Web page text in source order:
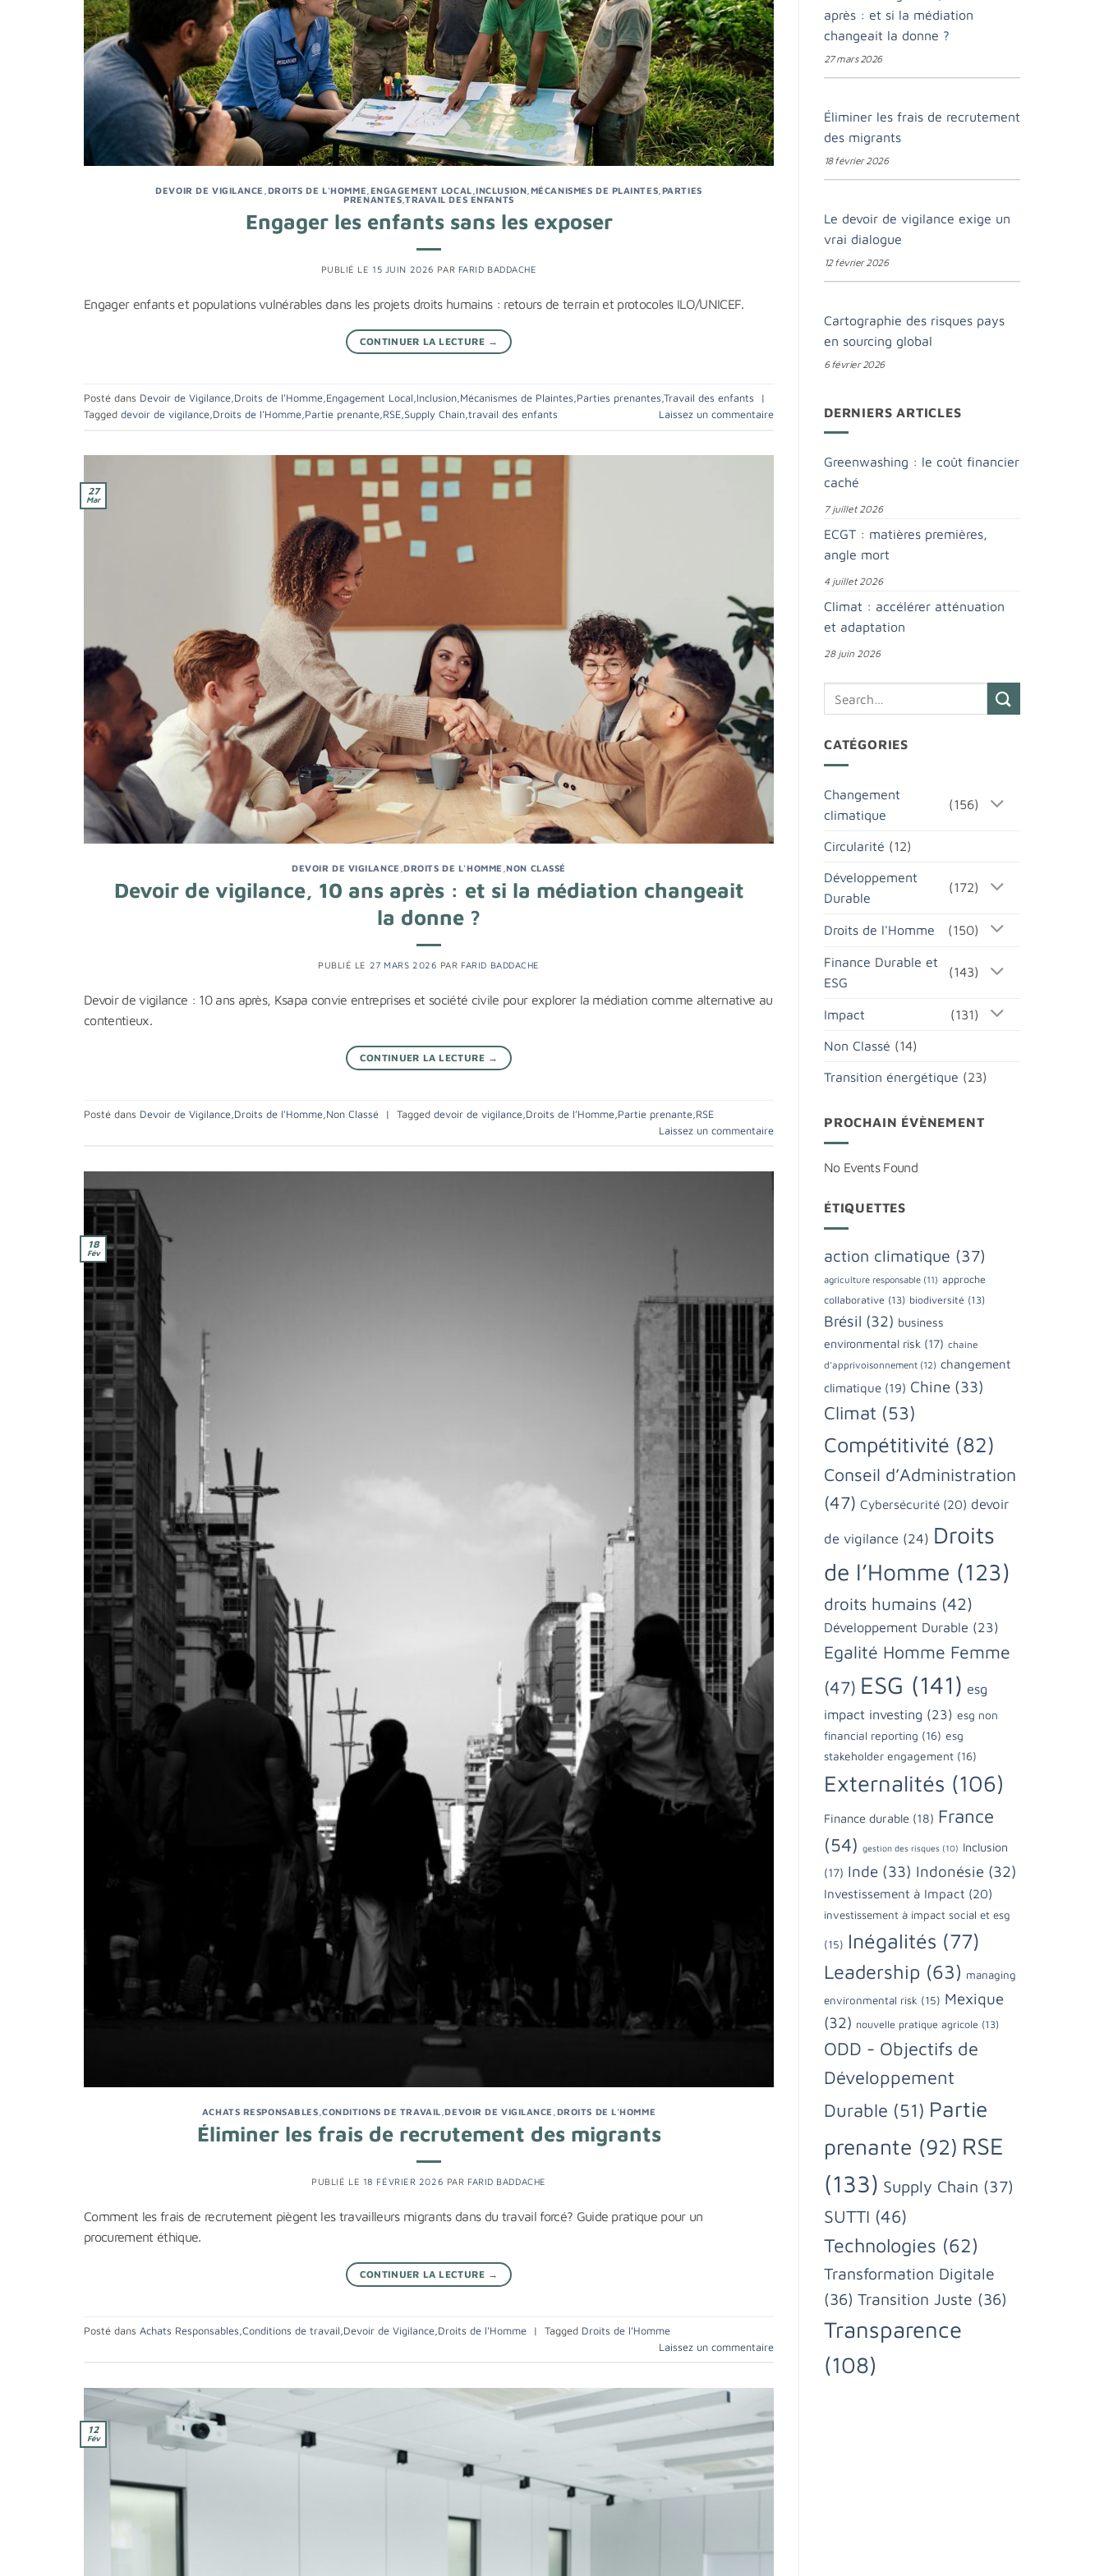
DEVOIR DE VIGILANCE DROITS DE L'HOMME ENGAGEMENT LOCAL ,INCLUSION MÉCANISMES DE PLAINTES PARTIES
PRENANTES TRAVAIL DES ENFANTS
Engager les enfants sans les exposer
PUBLIÉ LE 15 JUIN 2026 PAR FARID BADDACHE
Engager enfants et populations vulnérables dans les projets droits humains : retours de terrain et protocoles ILO/UNICEF.
CONTINUER LA LECTURE →
Posté dans Devoir de Vigilance Droits de l'Homme Engagement Local Inclusion Mécanismes de Plaintes Parties prenantes Travail des enfants
|
Tagged devoir de vigilance Droits de l’Homme Partie prenante RSE Supply Chain travail des enfants Laissez un commentaire
27
Mar
DEVOIR DE VIGILANCE ,DROITS DE L'HOMME ,NON CLASSÉ
Devoir de vigilance, 10 ans après : et si la médiation changeait
la donne ?
PUBLIÉ LE 27 MARS 2026 PAR FARID BADDACHE
Devoir de vigilance : 10 ans après, Ksapa convie entreprises et société civile pour explorer la médiation comme alternative au
contentieux.
CONTINUER LA LECTURE →
Posté dans Devoir de Vigilance Droits de l'Homme Non Classé | Tagged devoir de vigilance Droits de l’Homme Partie prenante RSE
Laissez un commentaire
18
Fév
ACHATS RESPONSABLES ,CONDITIONS DE TRAVAIL ,DEVOIR DE VIGILANCE DROITS DE L'HOMME
Éliminer les frais de recrutement des migrants
PUBLIÉ LE 18 FÉVRIER 2026 PAR FARID BADDACHE
Comment les frais de recrutement piègent les travailleurs migrants dans du travail forcé? Guide pratique pour un
procurement éthique.
CONTINUER LA LECTURE →
Posté dans Achats Responsables Conditions de travail Devoir de Vigilance Droits de l'Homme | Tagged Droits de l’Homme
Laissez un commentaire
12
Fév
après : et si la médiation
changeait la donne ?
27 mars 2026
Éliminer les frais de recrutement
des migrants
18 février 2026
Le devoir de vigilance exige un
vrai dialogue
12 février 2026
Cartographie des risques pays
en sourcing global
6 février 2026
DERNIERS ARTICLES
Greenwashing : le coût financier
caché
7 juillet 2026
ECGT : matières premières,
angle mort
4 juillet 2026
Climat : accélérer atténuation
et adaptation
28 juin 2026
CATÉGORIES
Changement
climatique
(156)
Circularité (12)
Développement
Durable
(172)
Droits de l'Homme (150)
Finance Durable et
ESG
(143)
Impact (131)
Non Classé (14)
Transition énergétique (23)
PROCHAIN ÉVÈNEMENT
No Events Found
ÉTIQUETTES
action climatique (37)
agriculture responsable (11) approche
collaborative (13) biodiversité (13)
Brésil (32) business
environmental risk (17) chaine
d'apprivoisonnement (12) changement
climatique (19) Chine (33)
Climat (53)
Compétitivité (82)
Conseil d’Administration
(47) Cybersécurité (20) devoir
de vigilance (24) Droits
de l’Homme (123)
droits humains (42)
Développement Durable (23)
Egalité Homme Femme
(47) ESG (141) esg
impact investing (23) esg non
financial reporting (16) esg
stakeholder engagement (16)
Externalités (106)
Finance durable (18) France
(54) gestion des risques (10) Inclusion
(17) Inde (33) Indonésie (32)
Investissement à Impact (20)
investissement à impact social et esg
(15) Inégalités (77)
Leadership (63) managing
environmental risk (15) Mexique
(32) nouvelle pratique agricole (13)
ODD - Objectifs de
Développement
Durable (51) Partie
prenante (92) RSE
(133) Supply Chain (37)
SUTTI (46)
Technologies (62)
Transformation Digitale
(36) Transition Juste (36)
Transparence
(108)